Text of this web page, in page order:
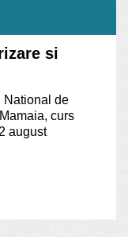
si
National de
curs
august